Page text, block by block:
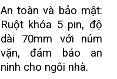
An toàn và bảo mật:
Ruột khóa 5 pin, độ
dài 70mm với núm
vặn, đảm bảo an
ninh cho ngôi nhà.